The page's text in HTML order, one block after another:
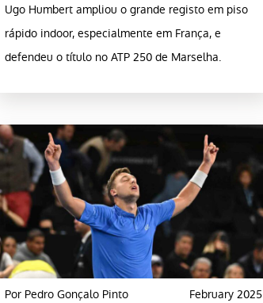
Ugo Humbert ampliou o grande registo em piso
rápido indoor, especialmente em França, e
defendeu o título no ATP 250 de Marselha.
Por Pedro Gonçalo Pinto February 2025